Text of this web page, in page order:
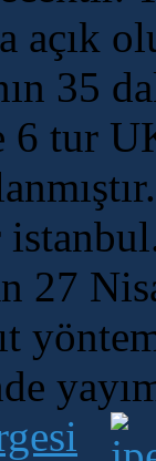
açık
35
6 tur
27